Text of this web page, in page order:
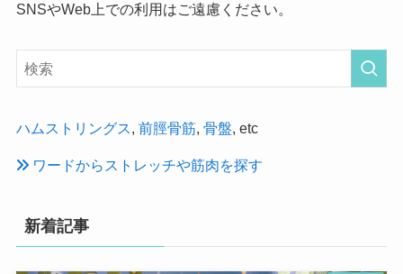
SNSやWeb上での利用はご遠慮ください。
ハムストリングス, 前脛骨筋, 骨盤, etc
ワードからストレッチや筋肉を探す
新着記事